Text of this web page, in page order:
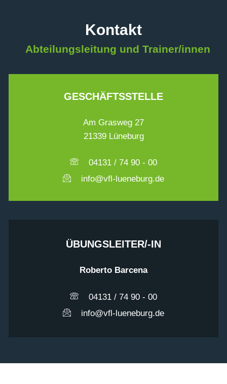
Kontakt
Abteilungsleitung und Trainer/innen
GESCHÄFTSSTELLE
Am Grasweg 27
21339 Lüneburg
04131 / 74 90 - 00
info@vfl-lueneburg.de
ÜBUNGSLEITER/-IN
Roberto Barcena
04131 / 74 90 - 00
info@vfl-lueneburg.de